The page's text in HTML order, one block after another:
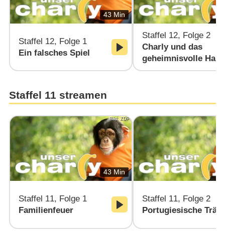
43 Min
Staffel 12, Folge 1
Ein falsches Spiel
Staffel 12, Folge 2
Charly und das
geheimnisvolle Haus
Staffel 11 streamen
Bild: ZDF
43 Min
Staffel 11, Folge 1
Familienfeuer
Staffel 11, Folge 2
Portugiesische